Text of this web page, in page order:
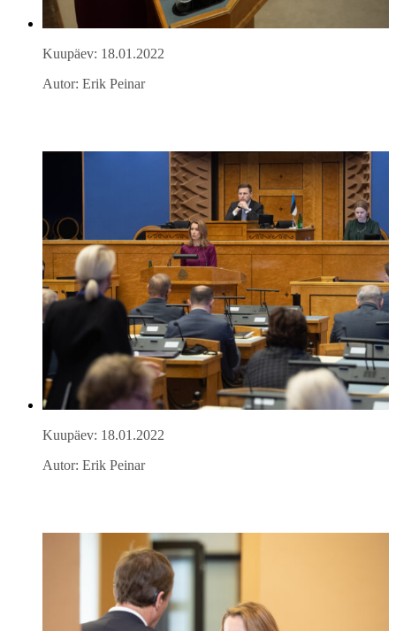
Kuupäev: 18.01.2022
Autor: Erik Peinar
Kuupäev: 18.01.2022
Autor: Erik Peinar